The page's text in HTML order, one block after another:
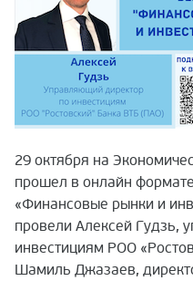
29 октября на
прошел в онлайн
«Финансовые рынки и
провели Алексей Гудзь,
инвестициям РОО
Шамиль Джазаев,